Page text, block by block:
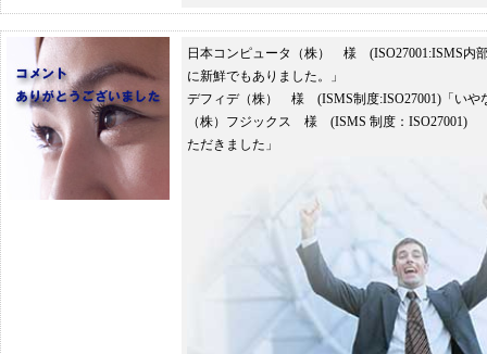
日本コンピュータ（株） 様 (ISO27001:ISMS内
に新鮮でもありました。」
デフィデ（株） 様 (ISMS制度:ISO27001)「いや
（株）フジックス 様 (ISMS 制度：ISO27001)
ただきました」